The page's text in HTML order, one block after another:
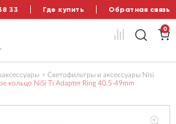
33 Где купить Обратная связь
0
Светофильтры и аксессуары Nisi
кольцо NiSi Ti Adapter Ring 40.5-49mm